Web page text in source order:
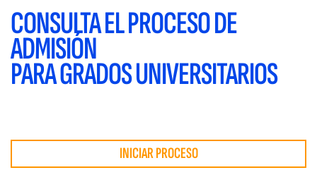
CONSULTA EL PROCESO DE
ADMISIÓN
PARA GRADOS UNIVERSITARIOS
INICIAR PROCESO